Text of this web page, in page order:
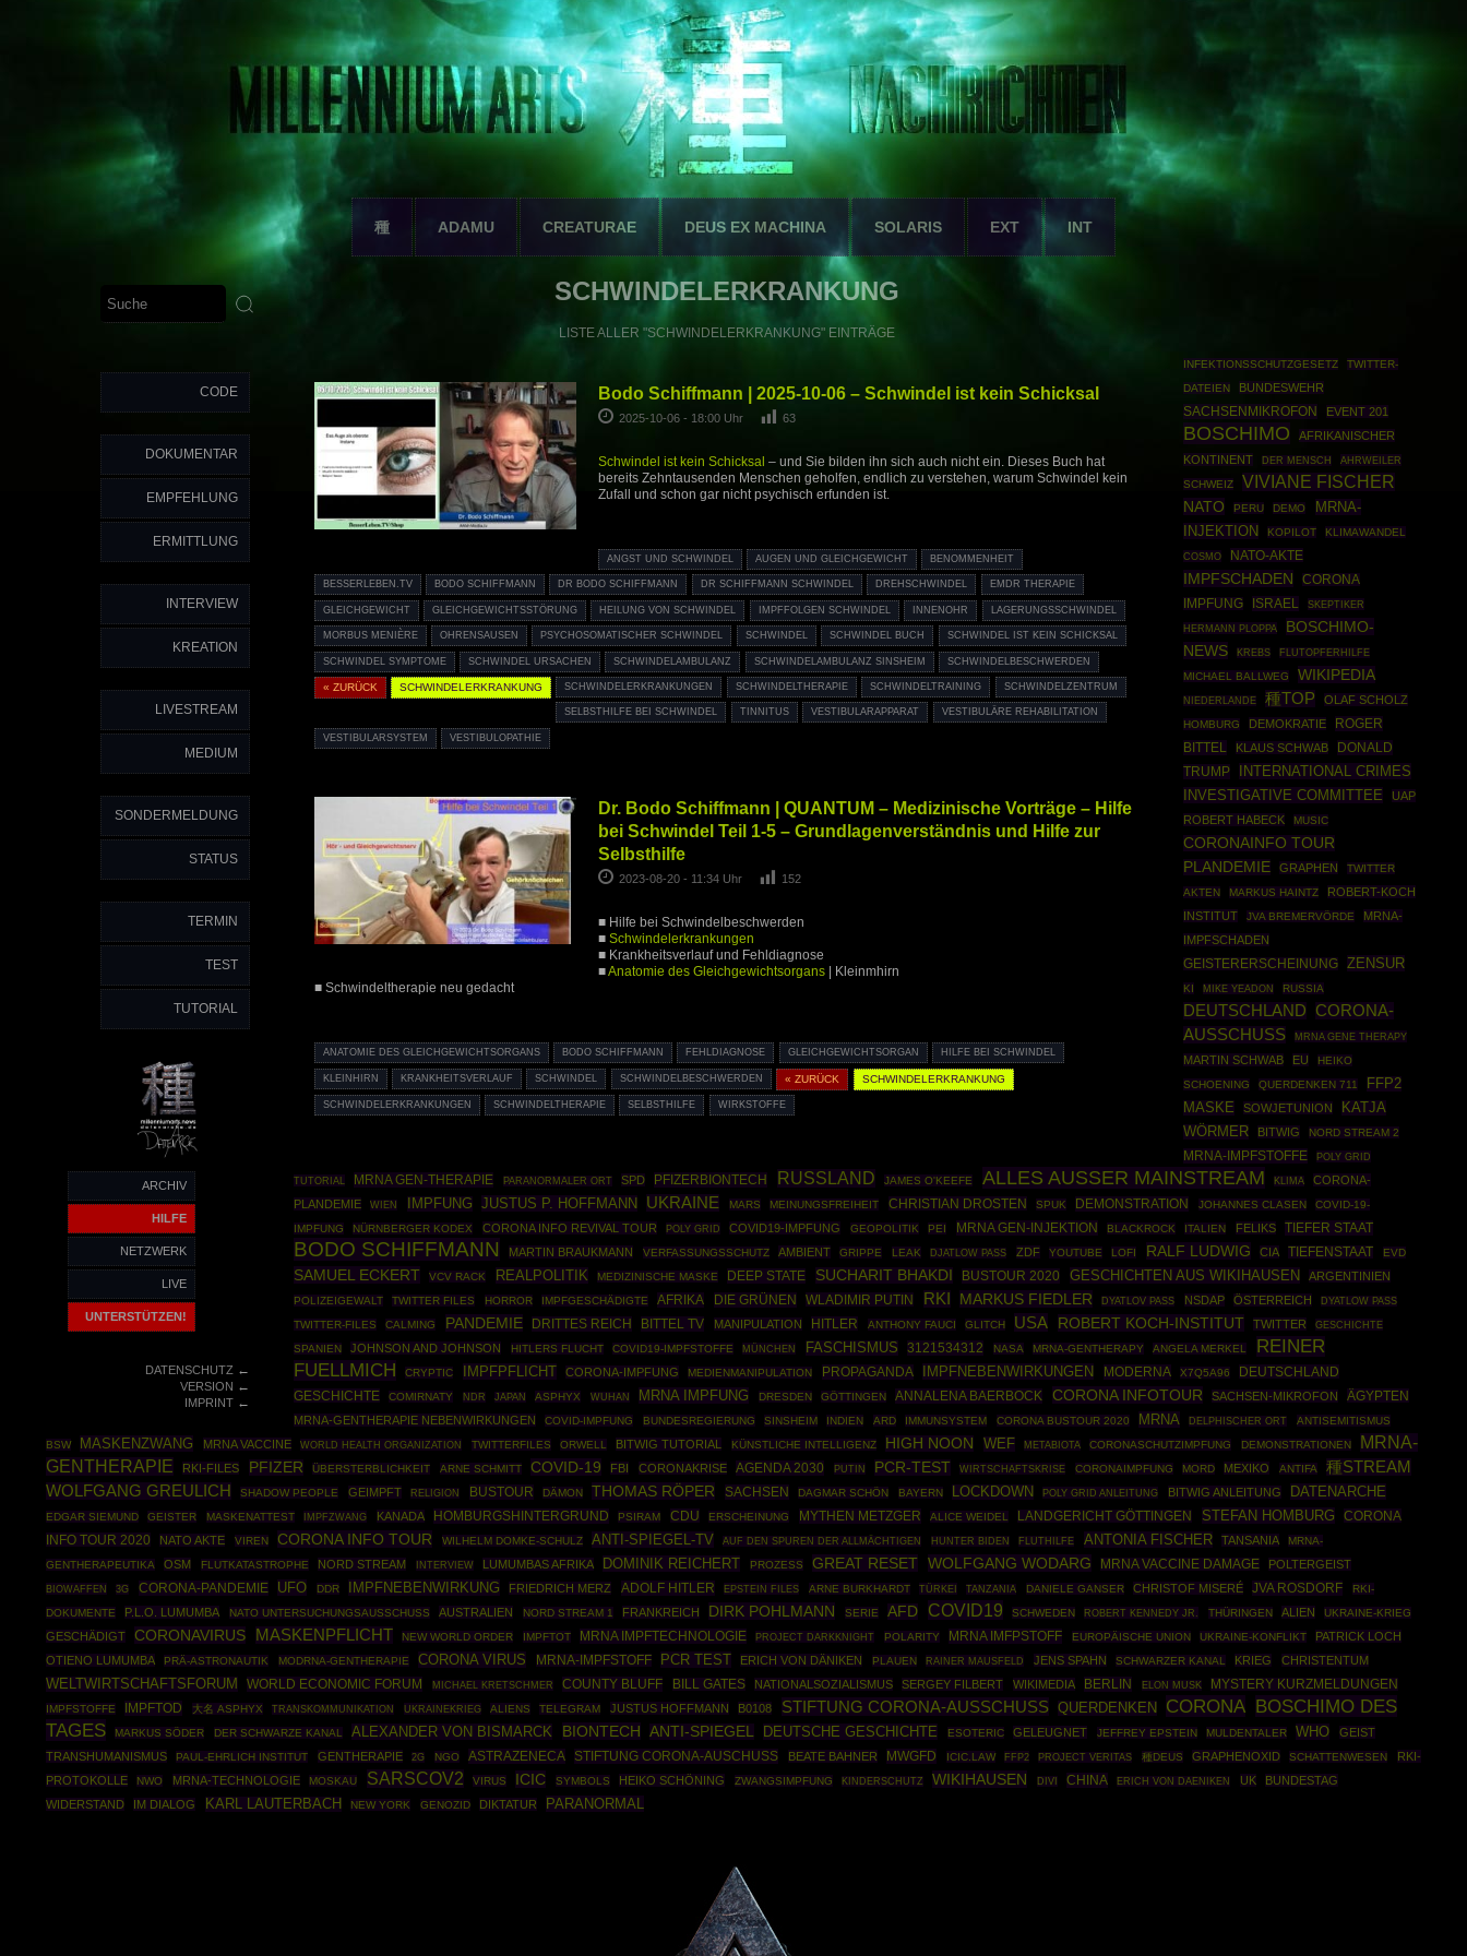
種 ADAMU CREATURAE DEUS EX MACHINA SOLARIS EXT INT
CODE
DOKUMENTAR
EMPFEHLUNG
ERMITTLUNG
INTERVIEW
KREATION
LIVESTREAM
MEDIUM
SONDERMELDUNG
STATUS
TERMIN
TEST
TUTORIAL
ARCHIV
HILFE
NETZWERK
LIVE
UNTERSTÜTZEN!
DATENSCHUTZ←
VERSION ←
IMPRINT←
SCHWINDELERKRANKUNG
LISTE ALLER "SCHWINDELERKRANKUNG" EINTRÄGE
Bodo Schiffmann | 2025-10-06 – Schwindel ist kein Schicksal
2025-10-06 - 18:00 Uhr 63
Schwindel ist kein Schicksal – und Sie bilden ihn sich auch nicht ein. Dieses Buch hat
bereits Zehntausenden Menschen geholfen, endlich zu verstehen, warum Schwindel kein
Zufall und schon gar nicht psychisch erfunden ist.
ANGST UND SCHWINDEL AUGEN UND GLEICHGEWICHT BENOMMENHEIT
BESSERLEBEN.TV BODO SCHIFFMANN DR BODO SCHIFFMANN DR SCHIFFMANN SCHWINDEL DREHSCHWINDEL EMDR THERAPIE
GLEICHGEWICHT GLEICHGEWICHTSSTÖRUNG HEILUNG VON SCHWINDEL IMPFFOLGEN SCHWINDEL INNENOHR LAGERUNGSSCHWINDEL
MORBUS MENIÈRE OHRENSAUSEN PSYCHOSOMATISCHER SCHWINDEL SCHWINDEL SCHWINDEL BUCH SCHWINDEL IST KEIN SCHICKSAL
SCHWINDEL SYMPTOME SCHWINDEL URSACHEN SCHWINDELAMBULANZ SCHWINDELAMBULANZ SINSHEIM SCHWINDELBESCHWERDEN
« ZURÜCK SCHWINDELERKRANKUNG SCHWINDELERKRANKUNGEN SCHWINDELTHERAPIE SCHWINDELTRAINING SCHWINDELZENTRUM
SELBSTHILFE BEI SCHWINDEL TINNITUS VESTIBULARAPPARAT VESTIBULÄRE REHABILITATION
VESTIBULARSYSTEM VESTIBULOPATHIE
Dr. Bodo Schiffmann | QUANTUM – Medizinische Vorträge – Hilfe
bei Schwindel Teil 1-5 – Grundlagenverständnis und Hilfe zur
Selbsthilfe
2023-08-20 - 11:34 Uhr 152
■ Hilfe bei Schwindelbeschwerden
■ Schwindelerkrankungen
■ Krankheitsverlauf und Fehldiagnose
■Anatomie des Gleichgewichtsorgans| Kleinmhirn
■ Schwindeltherapie neu gedacht
ANATOMIE DES GLEICHGEWICHTSORGANS BODO SCHIFFMANN FEHLDIAGNOSE GLEICHGEWICHTSORGAN HILFE BEI SCHWINDEL
KLEINHIRN KRANKHEITSVERLAUF SCHWINDEL SCHWINDELBESCHWERDEN « ZURÜCK SCHWINDELERKRANKUNG
SCHWINDELERKRANKUNGEN SCHWINDELTHERAPIE SELBSTHILFE WIRKSTOFFE
INFEKTIONSSCHUTZGESETZ
TWITTER-
DATEIEN
BUNDESWEHR
SACHSENMIKROFON EVENT 201
BOSCHIMO
AFRIKANISCHER
KONTINENT
DER MENSCH
AHRWEILER
SCHWEIZ
VIVIANE FISCHER
NATO PERU DEMO
MRNA-
INJEKTION
KOPILOT
KLIMAWANDEL
COSMO
NATO-AKTE
IMPFSCHADEN
CORONA
IMPFUNG
ISRAEL
SKEPTIKER
HERMANN PLOPPA
BOSCHIMO-
NEWS
KREBS FLUTOPFERHILFE
MICHAEL BALLWEG WIKIPEDIA
NIEDERLANDE 種TOP OLAF SCHOLZ
HOMBURG DEMOKRATIE
ROGER
BITTEL
KLAUS SCHWAB
DONALD
TRUMP
INTERNATIONAL CRIMES
INVESTIGATIVE COMMITTEE
UAP
ROBERT HABECK
MUSIC
CORONAINFO TOUR
PLANDEMIE
GRAPHEN
TWITTER
AKTEN
MARKUS HAINTZ
ROBERT-KOCH
INSTITUT
JVA BREMERVÖRDE
MRNA-
IMPFSCHADEN
GEISTERERSCHEINUNG
ZENSUR
KI MIKE YEADON RUSSIA
DEUTSCHLAND
CORONA-
AUSSCHUSS
MRNA GENE THERAPY
MARTIN SCHWAB EU
HEIKO
SCHOENING
QUERDENKEN 711
FFP2
MASKE
SOWJETUNION
KATJA
WÖRMER
BITWIG NORD STREAM 2
MRNA-IMPFSTOFFE
POLY GRID
TUTORIAL
MRNA GEN-THERAPIE PARANORMALER ORT SPD PFIZERBIONTECH RUSSLAND JAMES O'KEEFE ALLES AUSSER MAINSTREAM KLIMA
CORONA-
PLANDEMIE
WIEN IMPFUNG JUSTUS P. HOFFMANN UKRAINE MARS MEINUNGSFREIHEIT CHRISTIAN DROSTEN SPUK DEMONSTRATION JOHANNES CLASEN
COVID-19-
IMPFUNG
NÜRNBERGER KODEX CORONA INFO REVIVAL TOUR POLY GRID COVID19-IMPFUNG GEOPOLITIK PEI MRNA GEN-INJEKTION BLACKROCK ITALIEN FELIKS TIEFER STAAT
BODO SCHIFFMANN MARTIN BRAUKMANN VERFASSUNGSSCHUTZ AMBIENT GRIPPE LEAK DJATLOW PASS ZDF YOUTUBE LOFI RALF LUDWIG CIA TIEFENSTAAT EVD
SAMUEL ECKERT VCV RACK REALPOLITIK MEDIZINISCHE MASKE DEEP STATE SUCHARIT BHAKDI BUSTOUR 2020 GESCHICHTEN AUS WIKIHAUSEN ARGENTINIEN
POLIZEIGEWALT TWITTER FILES HORROR IMPFGESCHÄDIGTE AFRIKA DIE GRÜNEN WLADIMIR PUTIN RKI MARKUS FIEDLER DYATLOV PASS NSDAP ÖSTERREICH DYATLOW PASS
TWITTER-FILES CALMING PANDEMIE DRITTES REICH BITTEL TV MANIPULATION HITLER ANTHONY FAUCI GLITCH USA ROBERT KOCH-INSTITUT TWITTER
GESCHICHTE
SPANIEN
JOHNSON AND JOHNSON HITLERS FLUCHT COVID19-IMPFSTOFFE MÜNCHEN FASCHISMUS 3121534312 NASA MRNA-GENTHERAPY ANGELA MERKEL
REINER
FUELLMICH
CRYPTIC IMPFPFLICHT CORONA-IMPFUNG MEDIENMANIPULATION PROPAGANDA IMPFNEBENWIRKUNGEN MODERNA X7Q5A96
DEUTSCHLAND
GESCHICHTE
COMIRNATY NDR JAPAN ASPHYX WUHAN MRNA IMPFUNG DRESDEN GÖTTINGEN ANNALENA BAERBOCK CORONA INFOTOUR SACHSEN-MIKROFON ÄGYPTEN
MRNA-GENTHERAPIE NEBENWIRKUNGEN COVID-IMPFUNG BUNDESREGIERUNG SINSHEIM INDIEN ARD IMMUNSYSTEM CORONA BUSTOUR 2020 MRNA DELPHISCHER ORT
ANTISEMITISMUS
BSW
MASKENZWANG MRNA VACCINE WORLD HEALTH ORGANIZATION TWITTERFILES ORWELL BITWIG TUTORIAL KÜNSTLICHE INTELLIGENZ HIGH NOON WEF METABIOTA CORONASCHUTZIMPFUNG DEMONSTRATIONEN
MRNA-
GENTHERAPIE
RKI-FILES PFIZER ÜBERSTERBLICHKEIT ARNE SCHMITT COVID-19 FBI CORONAKRISE AGENDA 2030 PUTIN PCR-TEST WIRTSCHAFTSKRISE CORONAIMPFUNG MORD MEXIKO ANTIFA
種STREAM
WOLFGANG GREULICH
SHADOW PEOPLE GEIMPFT RELIGION BUSTOUR DÄMON THOMAS RÖPER SACHSEN DAGMAR SCHÖN BAYERN LOCKDOWN POLY GRID ANLEITUNG BITWIG ANLEITUNG DATENARCHE
EDGAR SIEMUND GEISTER MASKENATTEST IMPFZWANG KANADA HOMBURGSHINTERGRUND PSIRAM CDU ERSCHEINUNG MYTHEN METZGER ALICE WEIDEL LANDGERICHT GÖTTINGEN STEFAN HOMBURG
CORONA
INFO TOUR 2020
NATO AKTE VIREN CORONA INFO TOUR WILHELM DOMKE-SCHULZ ANTI-SPIEGEL-TV AUF DEN SPUREN DER ALLMÄCHTIGEN HUNTER BIDEN FLUTHILFE ANTONIA FISCHER TANSANIA
MRNA-
GENTHERAPEUTIKA
OSM FLUTKATASTROPHE NORD STREAM INTERVIEW LUMUMBAS AFRIKA DOMINIK REICHERT PROZESS GREAT RESET WOLFGANG WODARG MRNA VACCINE DAMAGE POLTERGEIST
BIOWAFFEN 3G CORONA-PANDEMIE UFO DDR IMPFNEBENWIRKUNG FRIEDRICH MERZ ADOLF HITLER EPSTEIN FILES ARNE BURKHARDT TÜRKEI TANZANIA DANIELE GANSER CHRISTOF MISERÉ JVA ROSDORF
RKI-
DOKUMENTE
P.L.O. LUMUMBA NATO UNTERSUCHUNGSAUSSCHUSS AUSTRALIEN NORD STREAM 1 FRANKREICH DIRK POHLMANN SERIE AFD COVID19 SCHWEDEN ROBERT KENNEDY JR. THÜRINGEN ALIEN UKRAINE-KRIEG
GESCHÄDIGT CORONAVIRUS MASKENPFLICHT NEW WORLD ORDER IMPFTOT MRNA IMPFTECHNOLOGIE PROJECT DARKKNIGHT POLARITY MRNA IMFPSTOFF EUROPÄISCHE UNION UKRAINE-KONFLIKT
PATRICK LOCH
OTIENO LUMUMBA
PRÄ-ASTRONAUTIK MODRNA-GENTHERAPIE CORONA VIRUS MRNA-IMPFSTOFF PCR TEST ERICH VON DÄNIKEN PLAUEN RAINER MAUSFELD JENS SPAHN SCHWARZER KANAL KRIEG CHRISTENTUM
WELTWIRTSCHAFTSFORUM WORLD ECONOMIC FORUM MICHAEL KRETSCHMER COUNTY BLUFF BILL GATES NATIONALSOZIALISMUS SERGEY FILBERT WIKIMEDIA BERLIN ELON MUSK MYSTERY KURZMELDUNGEN
IMPFSTOFFE IMPFTOD 大名 ASPHYX TRANSKOMMUNIKATION UKRAINEKRIEG ALIENS TELEGRAM JUSTUS HOFFMANN B0108 STIFTUNG CORONA-AUSSCHUSS QUERDENKEN CORONA BOSCHIMO DES
TAGES
MARKUS SÖDER DER SCHWARZE KANAL ALEXANDER VON BISMARCK BIONTECH ANTI-SPIEGEL DEUTSCHE GESCHICHTE ESOTERIC GELEUGNET JEFFREY EPSTEIN MULDENTALER WHO
GEIST
TRANSHUMANISMUS
PAUL-EHRLICH INSTITUT GENTHERAPIE 2G NGO ASTRAZENECA STIFTUNG CORONA-AUSCHUSS BEATE BAHNER MWGFD ICIC.LAW FFP2 PROJECT VERITAS 種DEUS GRAPHENOXID SCHATTENWESEN
RKI-
PROTOKOLLE
NWO MRNA-TECHNOLOGIE MOSKAU SARSCOV2 VIRUS ICIC SYMBOLS HEIKO SCHÖNING ZWANGSIMPFUNG KINDERSCHUTZ WIKIHAUSEN DIVI CHINA ERICH VON DAENIKEN UK
BUNDESTAG
WIDERSTAND
IM DIALOG KARL LAUTERBACH NEW YORK GENOZID DIKTATUR PARANORMAL